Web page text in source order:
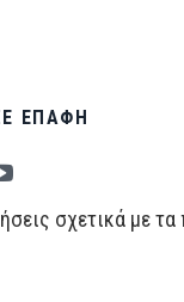
ΕΠΑΦΉ
σχετικά με τα